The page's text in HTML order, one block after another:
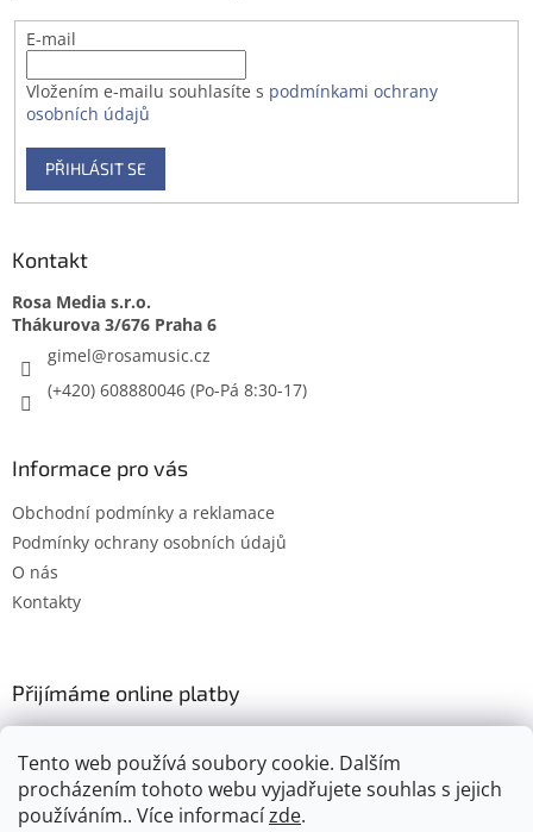
Tento web používá soubory cookie. Dalším
procházením tohoto webu vyjadřujete souhlas s jejich
používáním.. Více informacízde.
E-mail
Vložením e-mailu souhlasíte s podmínkami ochrany
osobních údajů
PŘIHLÁSIT SE
Kontakt
Rosa Media s.r.o.
gimel@rosamusic.cz
(+420) 608880046
Informace pro vás
Obchodní podmínky a reklamace
Podmínky ochrany osobních údajů
O nás
Kontakty
Přijímáme online platby